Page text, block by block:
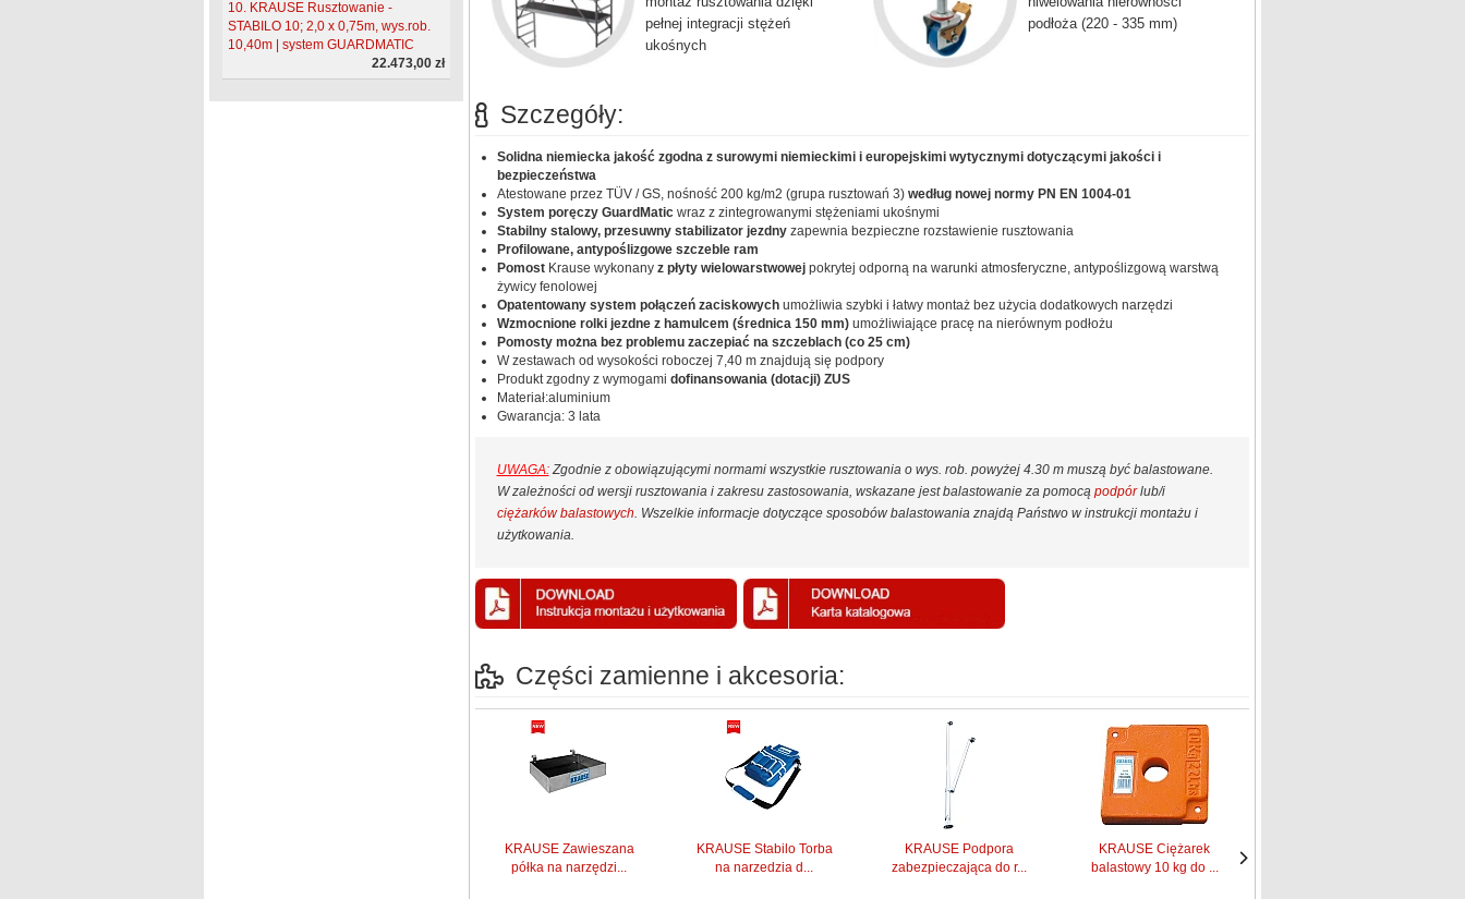
10. KRAUSE Rusztowanie -
STABILO 10; 2,0 x 0,75m, wys.rob.
10,40m | system GUARDMATIC
22.473,00 zł
pełnej integracji stężeń
ukośnych
podłoża (220 - 335 mm)
Szczegóły:
Solidna niemiecka jakość zgodna z surowymi niemieckimi i europejskimi wytycznymi dotyczącymi jakości i
bezpieczeństwa
Atestowane przez TÜV / GS, nośność 200 kg/m2 (grupa rusztowań 3) według nowej normy PN EN 1004-01
System poręczy GuardMaticwraz z zintegrowanymi stężeniami ukośnymi
Stabilny stalowy, przesuwny stabilizator jezdnyzapewnia bezpieczne rozstawienie rusztowania
Profilowane, antypoślizgowe szczeble ram
PomostKrause wykonany z płyty wielowarstwowejpokrytej odporną na warunki atmosferyczne, antypoślizgową warstwą
żywicy fenolowej
Opatentowany system połączeń zaciskowychumożliwia szybki i łatwy montaż bez użycia dodatkowych narzędzi
Wzmocnione rolki jezdne z hamulcem (średnica 150 mm)umożliwiające pracę na nierównym podłożu
Pomosty można bez problemu zaczepiać na szczeblach (co 25 cm)
W zestawach od wysokości roboczej 7,40 m znajdują się podpory
Produkt zgodny z wymogami dofinansowania (dotacji) ZUS
Materiał:aluminium
Gwarancja: 3 lata
UWAGA: Zgodnie z obowiązującymi normami wszystkie rusztowania o wys. rob. powyżej 4.30 m muszą być balastowane.
W zależności od wersji rusztowania i zakresu zastosowania, wskazane jest balastowanie za pomocą podpórlub/i
ciężarków balastowych. Wszelkie informacje dotyczące sposobów balastowania znajdą Państwo w instrukcji montażu i
użytkowania.
Części zamienne i akcesoria:
KRAUSE Zawieszana
półka na narzędzi...
KRAUSE Stabilo Torba
na narzedzia d...
KRAUSE Podpora
zabezpieczająca do r...
KRAUSE Ciężarek
balastowy 10 kg do ...